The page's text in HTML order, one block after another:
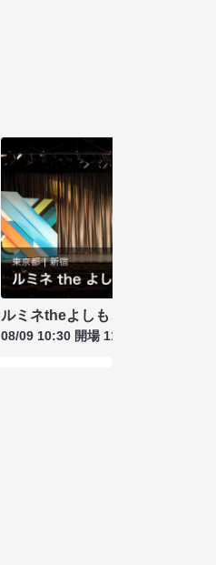
ルミネtheよしもと お盆特別興行
08/09 10:30 開場 11:00 開演